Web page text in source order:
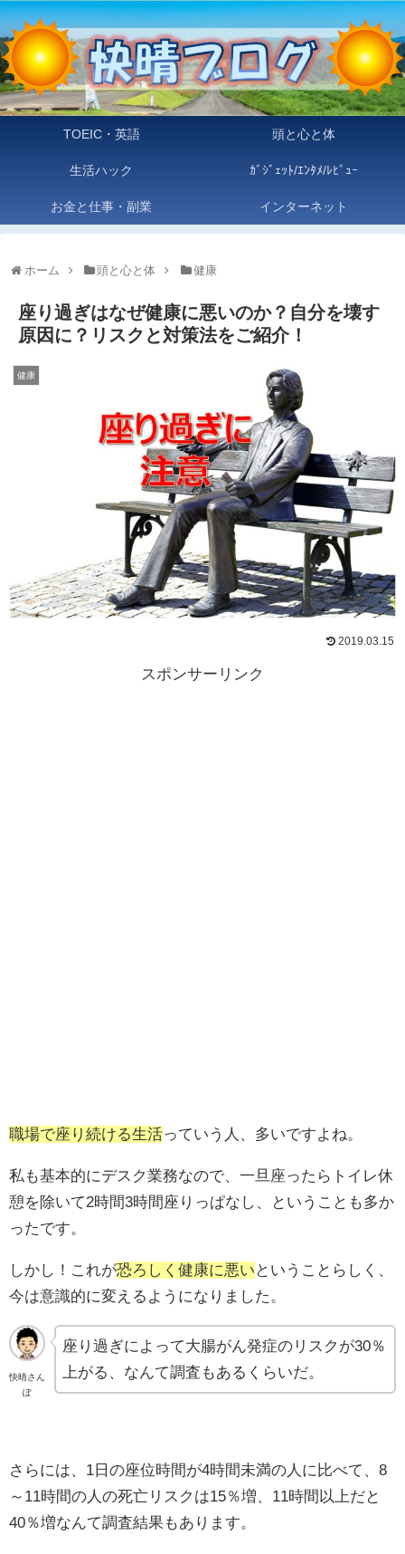
TOEIC・英語 頭と心と体
生活ハック ｶﾞｼﾞｪｯﾄ/ｴﾝﾀﾒ/ﾚﾋﾞｭｰ
お金と仕事・副業 インターネット
ホーム 頭と心と体 健康
座り過ぎはなぜ健康に悪いのか？自分を壊す
原因に？リスクと対策法をご紹介！
健康
2019.03.15
スポンサーリンク
職場で座り続ける生活っていう人、多いですよね。
私も基本的にデスク業務なので、一旦座ったらトイレ休
憩を除いて2時間3時間座りっぱなし、ということも多か
ったです。
しかし！これが恐ろしく健康に悪い ということらしく、
今は意識的に変えるようになりました。
快晴さん
ぽ
座り過ぎによって大腸がん発症のリスクが30％
上がる、なんて調査もあるくらいだ。
さらには、1日の座位時間が4時間未満の人に比べて、8
～11時間の人の死亡リスクは15％増、11時間以上だと
40％増なんて調査結果もあります。